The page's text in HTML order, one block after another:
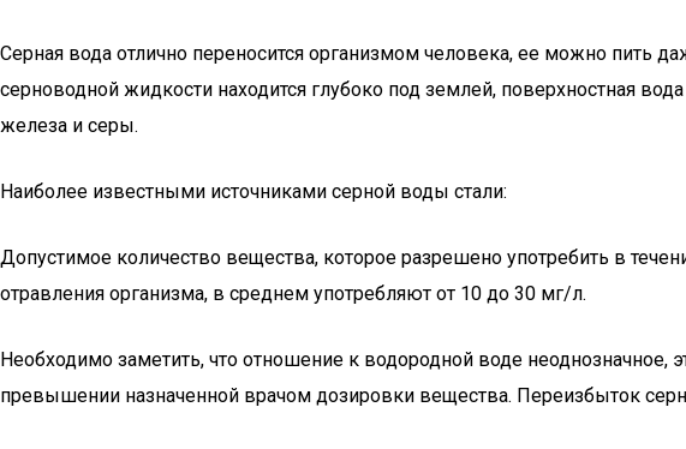
Серная вода отлично переносится организмом человека, ее можно пить
серноводной жидкости находится глубоко под землей, поверхностная
железа и серы.
Наиболее известными источниками серной воды стали:
Допустимое количество вещества, которое разрешено употребить в
отравления организма, в среднем употребляют от 10 до 30 мг/л.
Необходимо заметить, что отношение к водородной воде
превышении назначенной врачом дозировки вещества. Переизбыток